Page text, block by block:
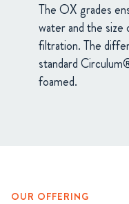
The OX grades
water and the
filtration. The
standard
foamed.
OUR OFFERING